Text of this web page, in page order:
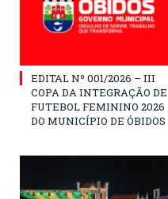
EDITAL Nº 001/2026 – III
COPA DA INTEGRAÇÃO DE
FUTEBOL FEMININO 2026
DO MUNICÍPIO DE ÓBIDOS